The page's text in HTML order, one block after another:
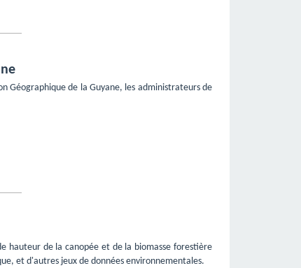
Géographique de la Guyane, les administrateurs de
hauteur de la canopée et de la biomasse forestière
et d'autres jeux de données environnementales.